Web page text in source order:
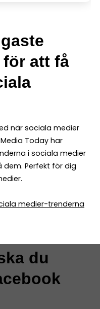
för att få
när sociala medier
Today har
i sociala medier
Perfekt för dig
medier-trenderna
du